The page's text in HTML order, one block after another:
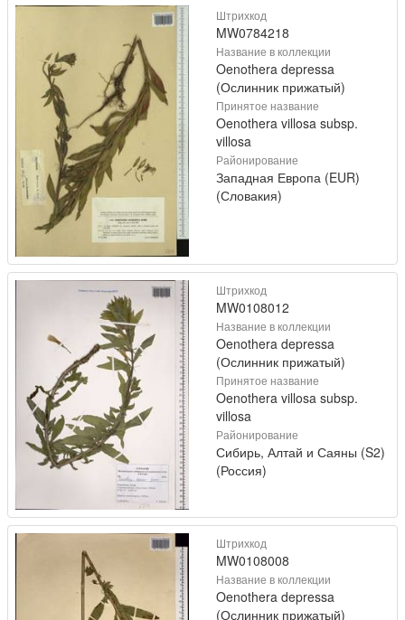
Штрихкод
MW0784218
Название в коллекции
Oenothera depressa
(Ослинник прижатый)
Принятое название
Oenothera villosa subsp.
villosa
Районирование
Западная Европа (EUR)
(Словакия)
Штрихкод
MW0108012
Название в коллекции
Oenothera depressa
(Ослинник прижатый)
Принятое название
Oenothera villosa subsp.
villosa
Районирование
Сибирь, Алтай и Саяны (S2)
(Россия)
Штрихкод
MW0108008
Название в коллекции
Oenothera depressa
(Ослинник прижатый)